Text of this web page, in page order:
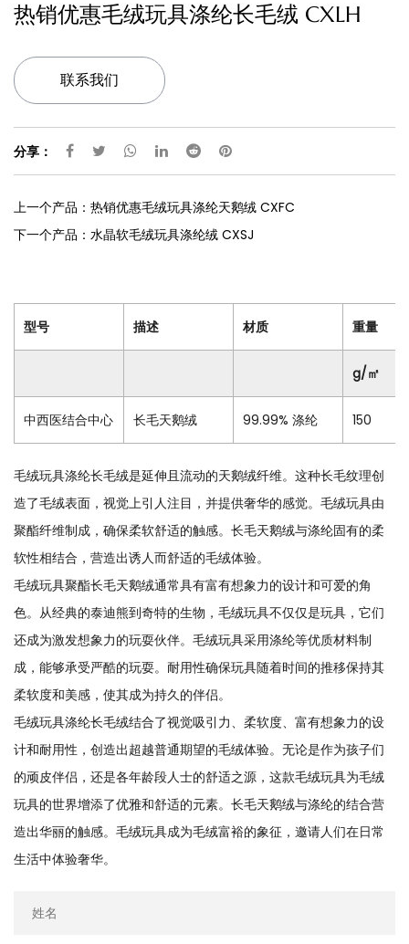
热销优惠毛绒玩具涤纶长毛绒 CXLH
联系我们
分享：
上一个产品：热销优惠毛绒玩具涤纶天鹅绒 CXFC
下一个产品：水晶软毛绒玩具涤纶绒 CXSJ
型号 描述 材质 重量
g/㎡
中西医结合中心 长毛天鹅绒 99.99% 涤纶 150
毛绒玩具涤纶长毛绒是延伸且流动的天鹅绒纤维。这种长毛纹理创
造了毛绒表面，视觉上引人注目，并提供奢华的感觉。毛绒玩具由
聚酯纤维制成，确保柔软舒适的触感。长毛天鹅绒与涤纶固有的柔
软性相结合，营造出诱人而舒适的毛绒体验。
毛绒玩具聚酯长毛天鹅绒通常具有富有想象力的设计和可爱的角
色。从经典的泰迪熊到奇特的生物，毛绒玩具不仅仅是玩具，它们
还成为激发想象力的玩耍伙伴。毛绒玩具采用涤纶等优质材料制
成，能够承受严酷的玩耍。耐用性确保玩具随着时间的推移保持其
柔软度和美感，使其成为持久的伴侣。
毛绒玩具涤纶长毛绒结合了视觉吸引力、柔软度、富有想象力的设
计和耐用性，创造出超越普通期望的毛绒体验。无论是作为孩子们
的顽皮伴侣，还是各年龄段人士的舒适之源，这款毛绒玩具为毛绒
玩具的世界增添了优雅和舒适的元素。长毛天鹅绒与涤纶的结合营
造出华丽的触感。毛绒玩具成为毛绒富裕的象征，邀请人们在日常
生活中体验奢华。